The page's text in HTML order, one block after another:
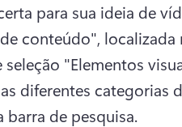
para sua ideia de
conteúdo", localizada
"Elementos
diferentes categorias
barra de pesquisa.